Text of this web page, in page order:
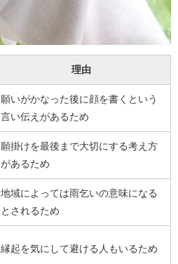
理由
願いがかなった後に顔を書くという
言い伝えがあるため
願掛けを最後まで大切にする考え方
があるため
地域によっては雨乞いの意味になる
とされるため
縁起を気にして避ける人もいるため